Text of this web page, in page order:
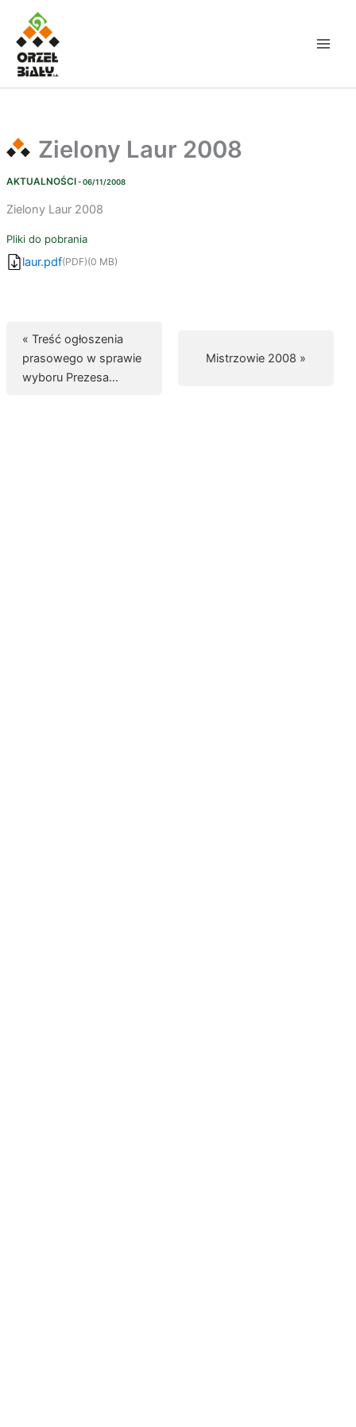
Przejdź
treści
Zielony Laur 2008
AKTUALNOŚCI- 06/11/2008
Zielony Laur 2008
Pliki do pobrania
laur.pdf(PDF)(0 MB)
« Treść ogłoszenia
prasowego w sprawie
wyboru Prezesa…
Mistrzowie 2008 »